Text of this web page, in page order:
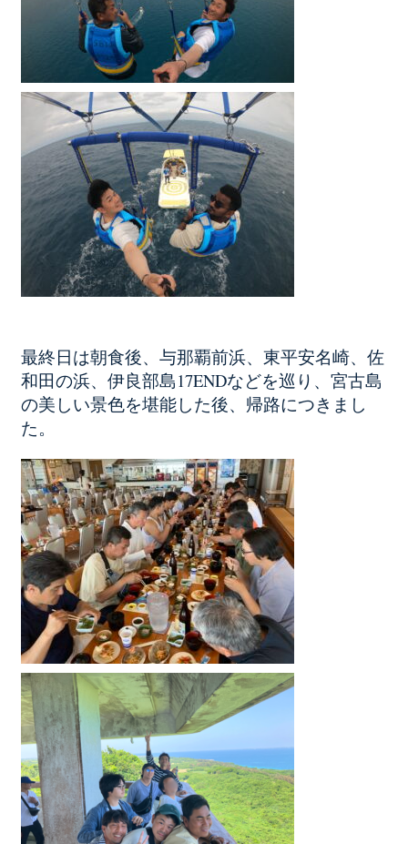
最終日は朝食後、与那覇前浜、東平安名崎、佐
和田の浜、伊良部島17ENDなどを巡り、宮古島
の美しい景色を堪能した後、帰路につきまし
た。